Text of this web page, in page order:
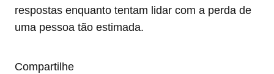
respostas enquanto tentam lidar com a perda de
uma pessoa tão estimada.
Compartilhe